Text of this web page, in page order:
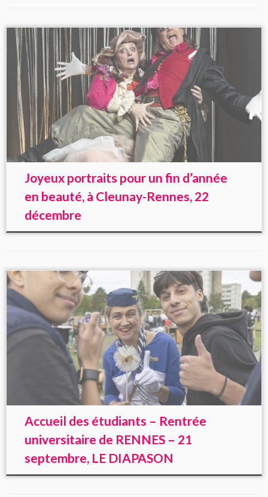
Joyeux portraits pour un fin d’année
en beauté, à Cleunay-Rennes, 22
décembre
Accueil des étudiants – Rentrée
universitaire de RENNES – 21
septembre, LE DIAPASON